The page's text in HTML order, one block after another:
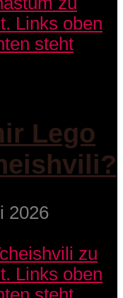
Lego
2026